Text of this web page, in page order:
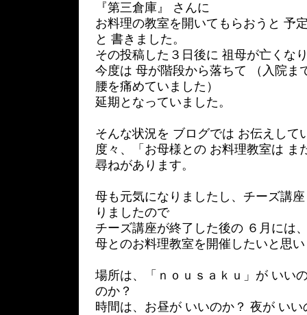
『第三倉庫』 さんに
お料理の教室を開いてもらおうと 予
と 書きました。
その投稿した３日後に 祖母が亡くな
今度は 母が階段から落ちて （入院ま
腰を痛めていました）
延期となっていました。
そんな状況を ブログでは お伝えして
度々、「お母様との お料理教室は ま
尋ねがあります。
母も元気になりましたし、チーズ講
りましたので
チーズ講座が終了した後の ６月には
母とのお料理教室を開催したいと思
場所は、「ｎｏｕｓａｋｕ」が いい
のか？
時間は、お昼が いいのか？ 夜が いい